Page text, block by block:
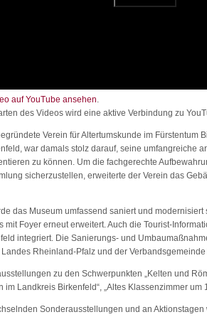
auf YouTube ansehen.
des Videos wird eine aktive Verbindung zu
Verein für Altertumskunde im Fürstentum
war damals stolz darauf, seine umfangreiche
zu können. Um die fachgerechte
sicherzustellen, erweiterte der Verein das
das Museum umfassend saniert und
mit Foyer erneut erweitert. Auch die Tourist-
integriert. Die Sanierungs- und
Rheinland-Pfalz und der
zu den Schwerpunkten „Kelten und
im Landkreis Birkenfeld“, „Altes Klassenzimmer
Sonderausstellungen und an